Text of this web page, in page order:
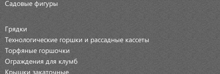
Садовые фигуры
Грядки
Технологические горшки и рассадные кассеты
Торфяные горшочки
Ограждения для клумб
Крышки закаточные